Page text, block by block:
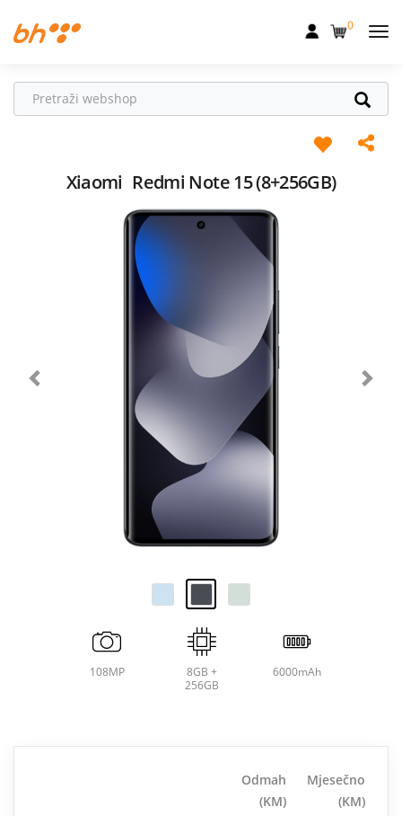
Fiksna
Televizija
0
Xiaomi Redmi Note 15 (8+256GB)
108MP
8GB +
256GB
6000mAh
Odmah
(KM)
Mjesečno
(KM)